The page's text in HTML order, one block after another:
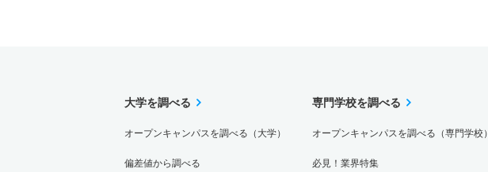
大学を調べる
オープンキャンパスを調べる（大学）
偏差値から調べる
専門学校を調べる
オープンキャンパスを調べる（専門学校）
必見！業界特集